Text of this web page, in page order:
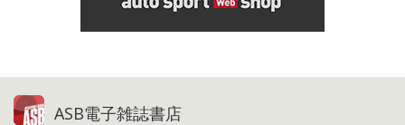
ASB電子雑誌書店